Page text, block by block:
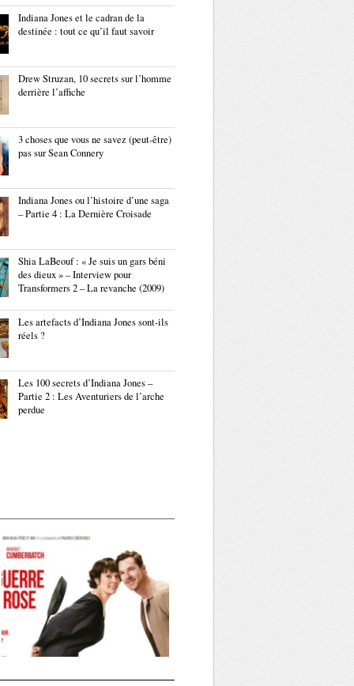
Indiana Jones et le cadran de la
destinée : tout ce qu’il faut savoir
Drew Struzan, 10 secrets sur l’homme
derrière l’affiche
3 choses que vous ne savez (peut-être)
pas sur Sean Connery
Indiana Jones ou l’histoire d’une saga
– Partie 4 : La Dernière Croisade
Shia LaBeouf : « Je suis un gars béni
des dieux » – Interview pour
Transformers 2 – La revanche (2009)
Les artefacts d’Indiana Jones sont-ils
réels ?
Les 100 secrets d’Indiana Jones –
Partie 2 : Les Aventuriers de l’arche
perdue